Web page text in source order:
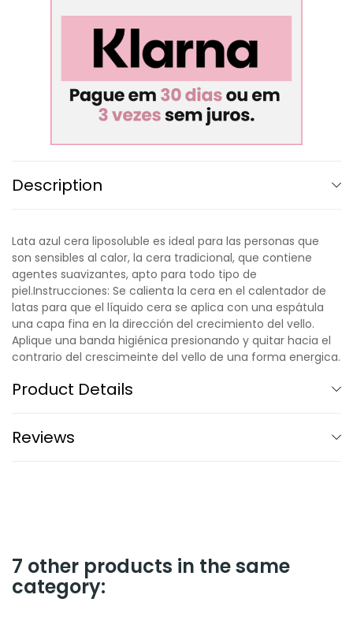
Description
Lata azul cera liposoluble es ideal para las personas que
son sensibles al calor, la cera tradicional, que contiene
agentes suavizantes, apto para todo tipo de
piel.Instrucciones: Se calienta la cera en el calentador de
latas para que el líquido cera se aplica con una espátula
una capa fina en la dirección del crecimiento del vello.
Aplique una banda higiénica presionando y quitar hacia el
contrario del crescimeinte del vello de una forma energica.
Product Details
Reviews
7 other products in the same
category: